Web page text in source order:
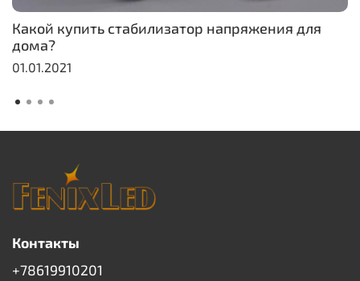
Какой купить стабилизатор напряжения для
дома?
01.01.2021
Контакты
+78619910201